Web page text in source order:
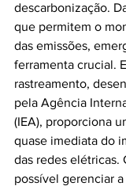
descarbonização.
que permitem o
das emissões,
ferramenta crucial.
rastreamento,
pela Agência
(IEA), proporciona
quase imediata do
das redes elétricas.
possível gerenciar